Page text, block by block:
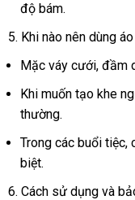
độ bám.
5nhập
khẩu
. an
toàn
Khi nào nên dùng
Mặc váy cướitham
khảo
, đầm
cũ
Khi muốn tạo khe
thường.
Trong giá
các buổi tiệc,
biệt.
6tự
. Cách sử dụng chiết
và